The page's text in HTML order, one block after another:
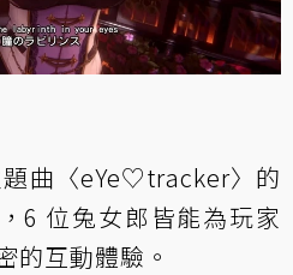
題曲〈eYe♡tracker〉的
6 位兔女郎皆能為玩家
的互動體驗。